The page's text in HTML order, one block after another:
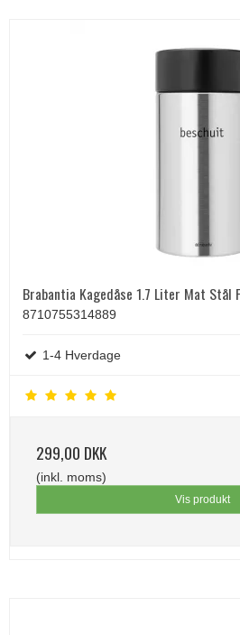
Brabantia Kagedåse 1.7 Liter Mat Stål
8710755314889
1-4 Hverdage
299,00 DKK
(inkl. moms)
Vis produkt